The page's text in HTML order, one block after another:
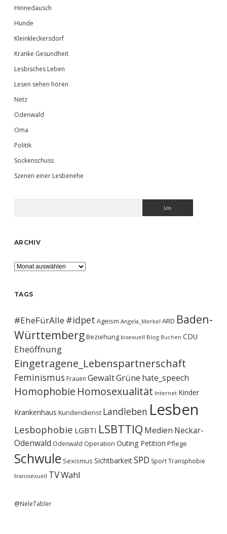
Hinnedausch
Hunde
Kleinkleckersdorf
Kranke Gesundheit
Lesbisches Leben
Lesen sehen hören
Netz
Odenwald
Oma
Politik
Sockenschuss
Szenen einer Lesbenehe
ARCHIV
Archiv
TAGS
#EheFürAlle#idpet Ageism Angela_Merkel ARD Baden-
WürttembergBeziehung bisexuell Blog Buchen CDU
Eheöffnung
Eingetragene_Lebenspartnerschaft
Feminismus Frauen GewaltGrüne hate_speech
Homophobie Homosexualität Internet Kinder
Krankenhaus Kundendienst Landleben Lesben
Lesbophobie LGBTI LSBTTIQ Medien Neckar-
Odenwald Odenwald Operation Outing Petition Pflege
Schwule Sexismus SichtbarkeitSPD SportTransphobie
transsexuell TVWahl
@NeleTabler